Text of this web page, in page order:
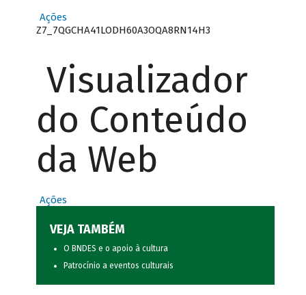
Ações
Z7_7QGCHA41LODH60A3OQA8RN14H3
Visualizador
do Conteúdo
da Web
Ações
VEJA TAMBÉM
O BNDES e o apoio à cultura
Patrocínio a eventos culturais